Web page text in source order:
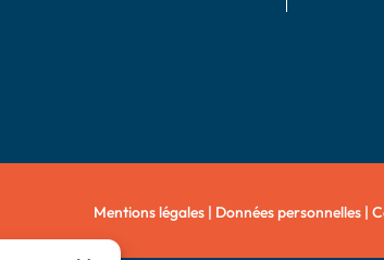
Mentions légales | Données personnelles |